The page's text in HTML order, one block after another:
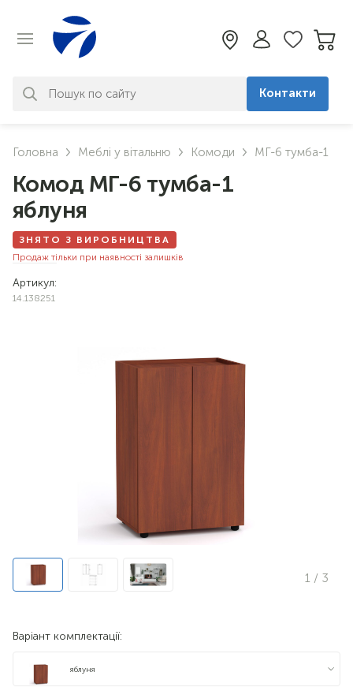
знайдено. Уточніть свій запит
Контакти
Головна Меблі у вітальню Комоди МГ-6 тумба-1
Комод МГ-6 тумба-1
яблуня
ЗНЯТО З ВИРОБНИЦТВА
Продаж тільки при наявності залишків
Артикул:
14.138251
1 / 3
Варіант комплектації:
яблуня